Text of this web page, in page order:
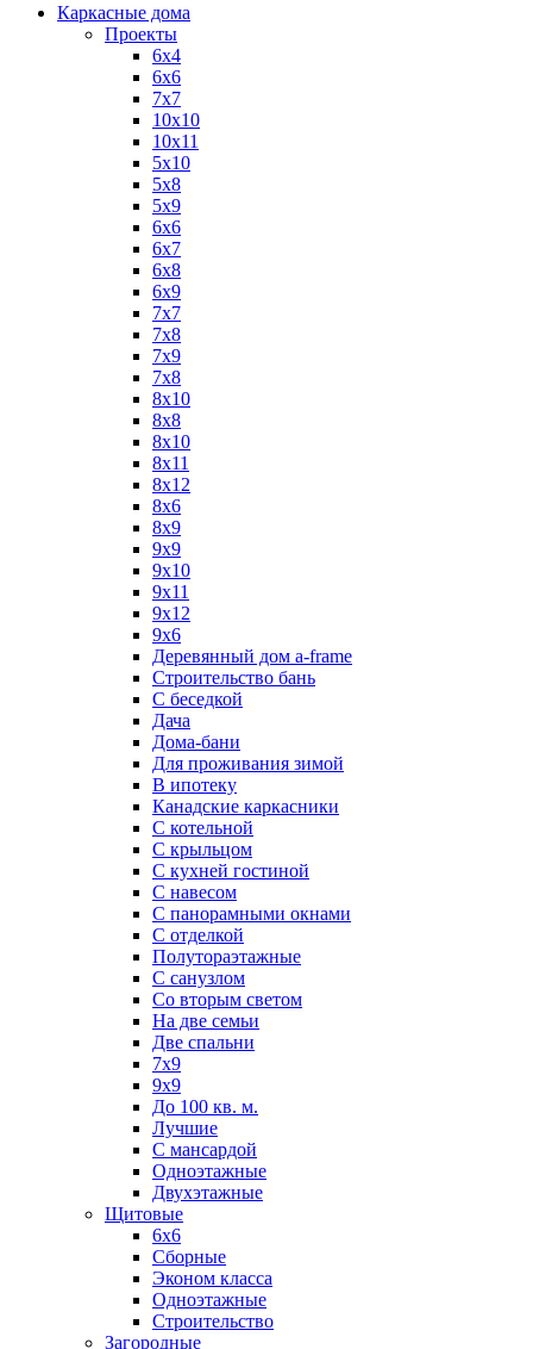
Каркасные дома
Проекты
6х4
6х6
7х7
10х10
10х11
5х10
5х8
5х9
6x6
6x7
6x8
6x9
7x7
7x8
7x9
7х8
8x10
8x8
8х10
8х11
8х12
8х6
8х9
9x9
9х10
9х11
9х12
9х6
Деревянный дом a-frame
Строительство бань
С беседкой
Дача
Дома-бани
Для проживания зимой
В ипотеку
Канадские каркасники
С котельной
С крыльцом
С кухней гостиной
С навесом
С панорамными окнами
С отделкой
Полутораэтажные
С санузлом
Со вторым светом
На две семьи
Две спальни
7х9
9х9
До 100 кв. м.
Лучшие
С мансардой
Одноэтажные
Двухэтажные
Щитовые
6х6
Сборные
Эконом класса
Одноэтажные
Строительство
Загородные